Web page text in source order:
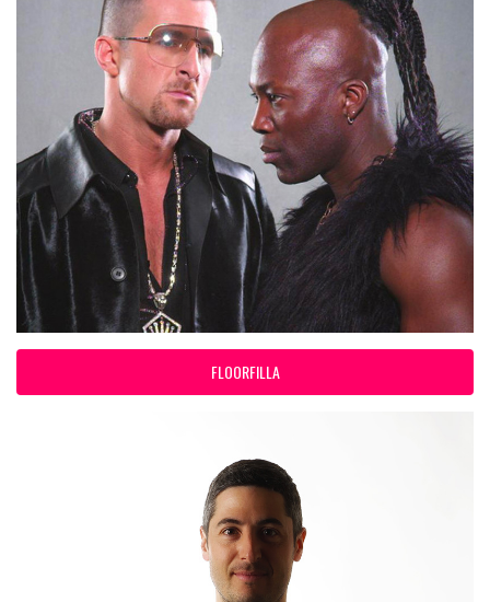
FLOORFILLA